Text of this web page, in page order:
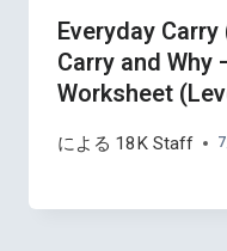
Everyday
Carry and Why
Worksheet
による 18K Staff